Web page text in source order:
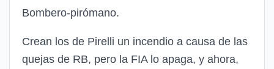
Bombero-pirómano.
Crean los de Pirelli un incendio a causa de las
quejas de RB, pero la FIA lo apaga, y ahora,